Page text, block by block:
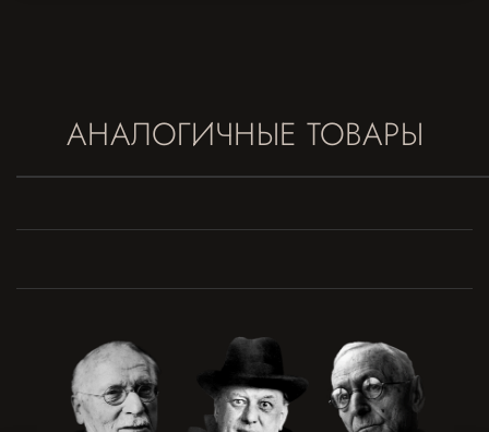
АНАЛОГИЧНЫЕ ТОВАРЫ